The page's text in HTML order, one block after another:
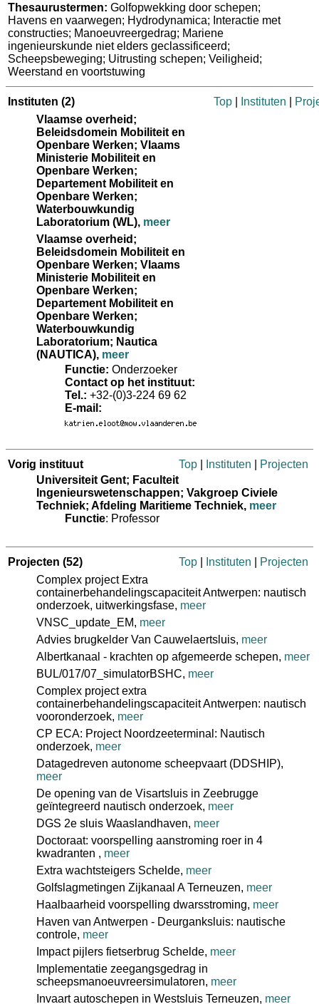
Thesaurustermen: Golfopwekking door schepen;
Havens en vaarwegen; Hydrodynamica; Interactie met
constructies; Manoeuvreergedrag; Mariene
ingenieurskunde niet elders geclassificeerd;
Scheepsbeweging; Uitrusting schepen; Veiligheid;
Weerstand en voortstuwing
Instituten (2) Top Instituten
Vlaamse overheid;
Beleidsdomein Mobiliteit en
Openbare Werken; Vlaams
Ministerie Mobiliteit en
Openbare Werken;
Departement Mobiliteit en
Openbare Werken;
Waterbouwkundig
Laboratorium (WL), meer
Vlaamse overheid;
Beleidsdomein Mobiliteit en
Openbare Werken; Vlaams
Ministerie Mobiliteit en
Openbare Werken;
Departement Mobiliteit en
Openbare Werken;
Waterbouwkundig
Laboratorium; Nautica
(NAUTICA), meer
Functie: Onderzoeker
Contact op het instituut:
Tel.: +32-(0)3-224 69 62
E-mail:
Vorig instituut Top Instituten
Projecten
Universiteit Gent; Faculteit
Ingenieurswetenschappen; Vakgroep Civiele
Techniek; Afdeling Maritieme Techniek, meer
Functie: Professor
Projecten (52) Top Instituten
Projecten
Complex project Extra
containerbehandelingscapaciteit Antwerpen: nautisch
onderzoek, uitwerkingsfase, meer
VNSC_update_EM, meer
Advies brugkelder Van Cauwelaertsluis, meer
Albertkanaal - krachten op afgemeerde schepen, meer
BUL/017/07_simulatorBSHC, meer
Complex project extra
containerbehandelingscapaciteit Antwerpen: nautisch
vooronderzoek, meer
CP ECA: Project Noordzeeterminal: Nautisch
onderzoek, meer
Datagedreven autonome scheepvaart (DDSHIP),
meer
De opening van de Visartsluis in Zeebrugge
geïntegreerd nautisch onderzoek, meer
DGS 2e sluis Waaslandhaven, meer
Doctoraat: voorspelling aanstroming roer in 4
kwadranten , meer
Extra wachtsteigers Schelde, meer
Golfslagmetingen Zijkanaal A Terneuzen, meer
Haalbaarheid voorspelling dwarsstroming, meer
Haven van Antwerpen - Deurganksluis: nautische
controle, meer
Impact pijlers fietserbrug Schelde, meer
Implementatie zeegangsgedrag in
scheepsmanoeuvreersimulatoren, meer
Invaart autoschepen in Westsluis Terneuzen, meer